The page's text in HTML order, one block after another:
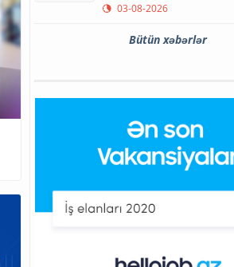
03-08-2026
Bütün xəbərlər